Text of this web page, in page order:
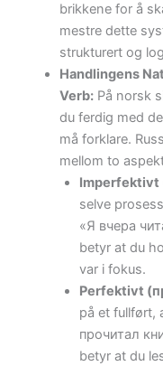
brikkene for å
mestre dette
strukturert og
Handlingens
Verb: På norsk
du ferdig med
må forklare.
mellom to
Imperfektivt
selve
«Я вчера
betyr at du
var i fokus.
Perfektivt
på et fullført,
прочитал
betyr at du